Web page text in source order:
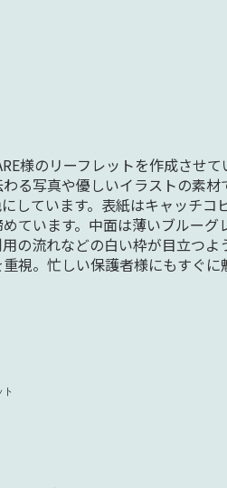
様のリーフレットを作成させ
る写真や優しいイラストの素
ています。表紙はキャッチコ
ています。中面は薄いブルー
の流れなどの白い枠が目立つ
視。忙しい保護者様にもすぐに